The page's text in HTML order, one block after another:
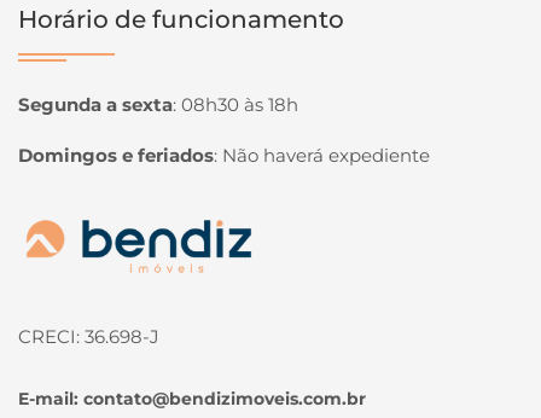
Horário de funcionamento
Segunda a sexta: 08h30 às 18h
Domingos e feriados: Não haverá expediente
Página inicial
CRECI: 36.698-J
E-mail: contato@bendizimoveis.com.br